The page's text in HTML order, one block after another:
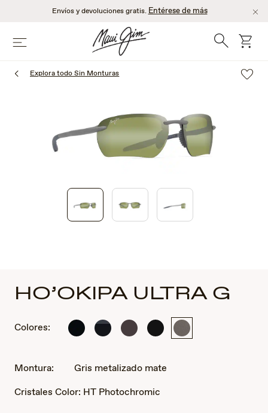
principal
Envíos y devoluciones gratis. Entérese de más
Menú BúsquedaCarro
Explora todo Sin Monturas
HO’OKIPA ULTRA G
Colores:
Negro Negro
gris
Metal Negro Gris
Montura:
Gris metalizado mate
Cristales Color: HT Photochromic